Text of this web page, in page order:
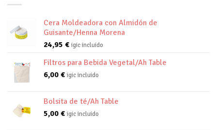
Cera Moldeadora con Almidón de
Guisante/Henna Morena
24,95 € igic incluido
Filtros para Bebida Vegetal/Ah Table
6,00 € igic incluido
Bolsita de té/Ah Table
5,00 € igic incluido